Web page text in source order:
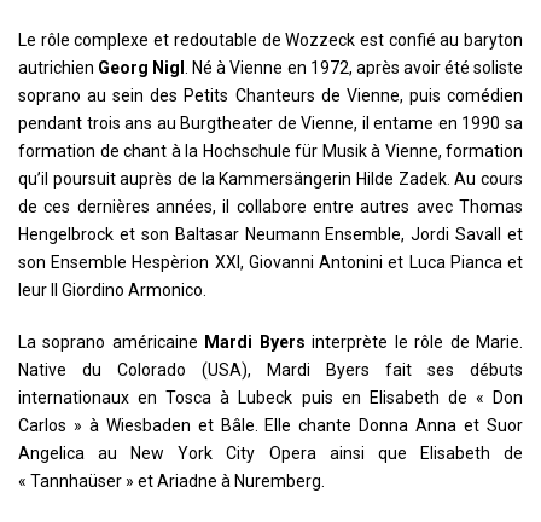
Le rôle complexe et redoutable de Wozzeck est confié au baryton
autrichien Georg Nigl
. Né à Vienne en 1972, après avoir été soliste
soprano au sein des Petits Chanteurs de Vienne, puis comédien
pendant trois ans au Burgtheater de Vienne, il entame en 1990 sa
formation de chant à la Hochschule für Musik à Vienne, formation
qu’il poursuit auprès de la Kammersängerin Hilde Zadek. Au cours
de ces dernières années, il collabore entre autres avec Thomas
Hengelbrock et son Baltasar Neumann Ensemble, Jordi Savall et
son Ensemble Hespèrion XXI, Giovanni Antonini et Luca Pianca et
leur Il Giordino Armonico.
La soprano américaine Mardi Byers interprète le rôle de Marie.
Native du Colorado (USA), Mardi Byers fait ses débuts
internationaux en Tosca à Lubeck puis en Elisabeth de « Don
Carlos » à Wiesbaden et Bâle. Elle chante Donna Anna et Suor
Angelica au New York City Opera ainsi que Elisabeth de
« Tannhaüser » et Ariadne à Nuremberg.